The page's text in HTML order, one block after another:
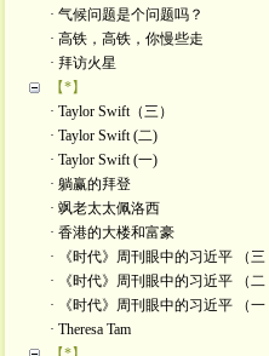
· 气候问题是个问题吗？
· 高铁，高铁，你慢些走
· 拜访火星
【*】
· Taylor Swift（三）
· Taylor Swift (二)
· Taylor Swift (一)
· 躺赢的拜登
· 飒老太太佩洛西
· 香港的大楼和富豪
· 《时代》周刊眼中的习近平 （三
· 《时代》周刊眼中的习近平 （二
· 《时代》周刊眼中的习近平 （一
· Theresa Tam